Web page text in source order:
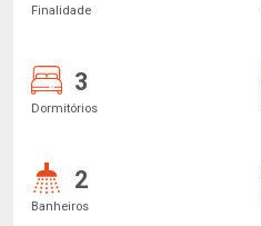
Finalidade
3
Dormitórios
2
Banheiros